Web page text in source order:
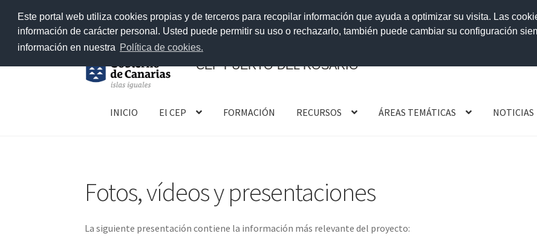
Este portal web utiliza cookies propias y de terceros para recopilar información que ayuda a optimizar su visita. Las
información de carácter personal. Usted puede permitir su uso o rechazarlo, también puede cambiar su configuración
información en nuestra Política de cookies.
CEP PUERTO DEL ROSARIO
a
al
INICIO El CEP FORMACIÓN RECURSOS ÁREAS TEMÁTICAS NOTICIAS
Fotos, vídeos y presentaciones
La siguiente presentación contiene la información más relevante del proyecto: